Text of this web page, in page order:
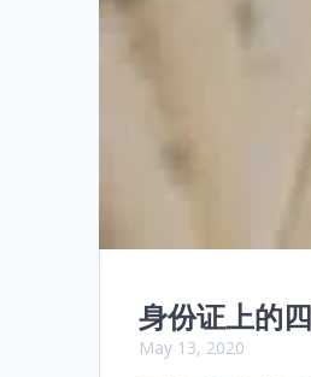
身份证上的
May 13, 2020